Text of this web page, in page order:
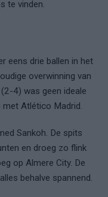
te vinden.
eens drie ballen in het
overwinning van
4) was geen ideale
met Atlético Madrid.
Sankoh. De spits
en droeg zo flink
op Almere City. De
behalve spannend.